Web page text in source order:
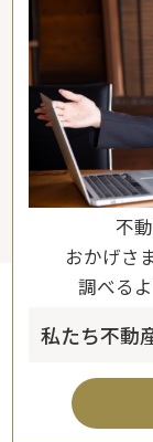
不
おかげさ
調べる
私たち不動